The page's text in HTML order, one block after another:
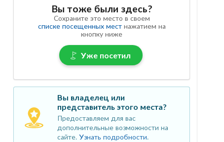
Вы тоже были здесь?
Сохраните это место в своем
списке посещенных местнажатием на
кнопку ниже
Уже посетил
Вы владелец или
представитель этого места?
Предоставляем для вас
дополнительные возможности на
сайте. Узнать подробности.